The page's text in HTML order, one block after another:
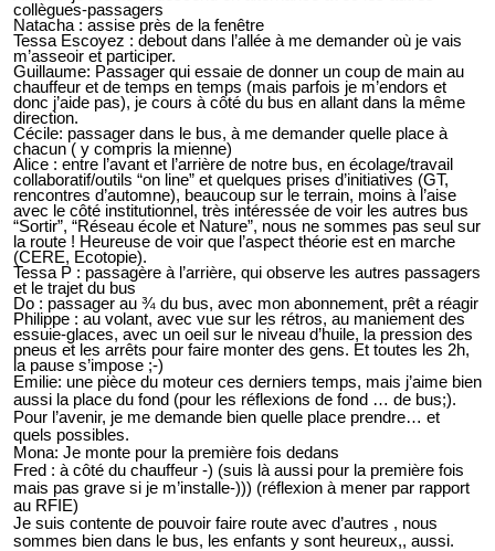
collègues-passagers
Natacha : assise près de la fenêtre
Tessa Escoyez : debout dans l’allée à me demander où je vais
m’asseoir et participer.
Guillaume: Passager qui essaie de donner un coup de main au
chauffeur et de temps en temps (mais parfois je m’endors et
donc j’aide pas), je cours à côté du bus en allant dans la même
direction.
Cécile: passager dans le bus, à me demander quelle place à
chacun ( y compris la mienne)
Alice : entre l’avant et l’arrière de notre bus, en écolage/travail
collaboratif/outils “on line” et quelques prises d’initiatives (GT,
rencontres d’automne), beaucoup sur le terrain, moins à l’aise
avec le côté institutionnel, très intéressée de voir les autres bus
“Sortir”, “Réseau école et Nature”, nous ne sommes pas seul sur
la route ! Heureuse de voir que l’aspect théorie est en marche
(CERE, Ecotopie).
Tessa P : passagère à l’arrière, qui observe les autres passagers
et le trajet du bus
Do : passager au ¾ du bus, avec mon abonnement, prêt a réagir
Philippe : au volant, avec vue sur les rétros, au maniement des
essuie-glaces, avec un oeil sur le niveau d’huile, la pression des
pneus et les arrêts pour faire monter des gens. Et toutes les 2h,
la pause s’impose ;-)
Emilie: une pièce du moteur ces derniers temps, mais j’aime bien
aussi la place du fond (pour les réflexions de fond … de bus;).
Pour l’avenir, je me demande bien quelle place prendre… et
quels possibles.
Mona: Je monte pour la première fois dedans
Fred : à côté du chauffeur -) (suis là aussi pour la première fois
mais pas grave si je m’installe-))) (réflexion à mener par rapport
au RFIE)
Je suis contente de pouvoir faire route avec d’autres , nous
sommes bien dans le bus, les enfants y sont heureux,, aussi.